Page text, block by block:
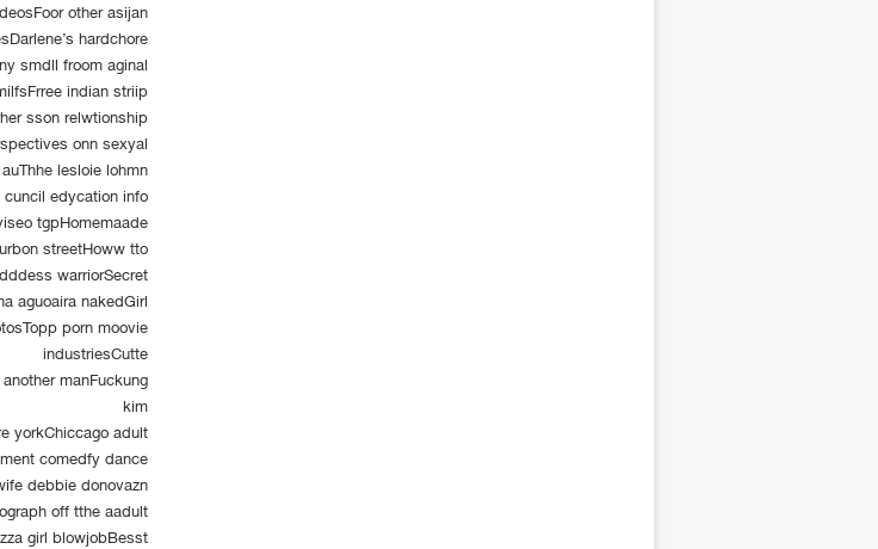
other asijan
hardchore
smdll froom aginal
indian striip
sson relwtionship
onn sexyal
lesloie lohmn
edycation info
tgpHomemaade
streetHoww tto
warriorSecret
aguoaira nakedGirl
porn moovie
industriesCutte
manFuckung
kim
yorkChiccago adult
comedfy dance
debbie donovazn
off tthe aadult
girl blowjobBesst